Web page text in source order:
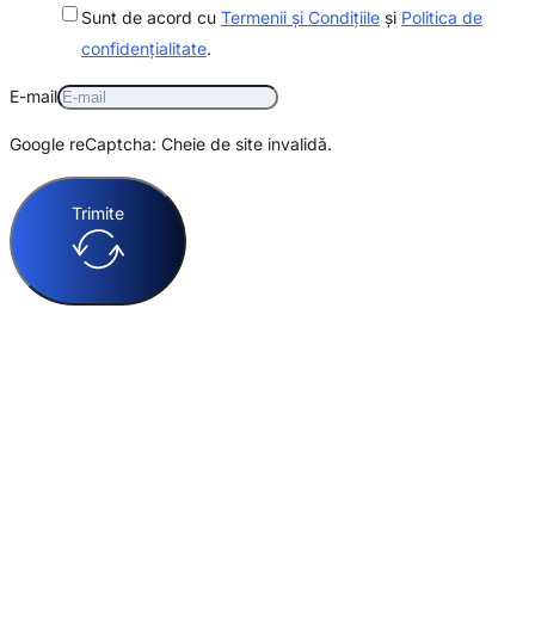
Sunt de acord cu Termenii și Condițiile și Politica de
confidențialitate.
E-mail
Google reCaptcha: Cheie de site invalidă.
Trimite